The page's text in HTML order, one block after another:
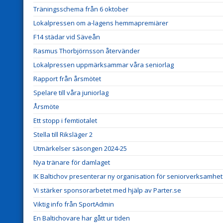
Träningsschema från 6 oktober
Lokalpressen om a-lagens hemmapremiärer
F14 städar vid Säveån
Rasmus Thorbjörnsson återvänder
Lokalpressen uppmärksammar våra seniorlag
Rapport från årsmötet
Spelare till våra juniorlag
Årsmöte
Ett stopp i femtiotalet
Stella till Riksläger 2
Utmärkelser säsongen 2024-25
Nya tränare för damlaget
IK Baltichov presenterar ny organisation för
Vi stärker sponsorarbetet med hjälp av Parter.se
Viktig info från SportAdmin
En Baltichovare har gått ur tiden